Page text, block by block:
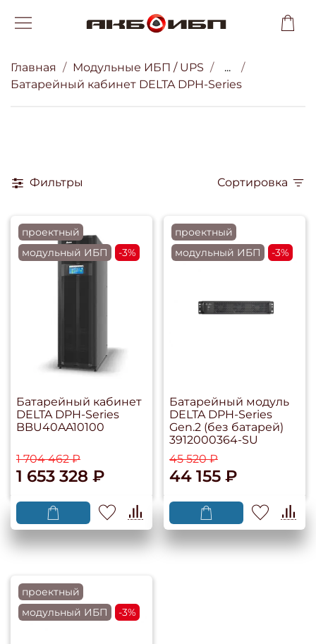
Главная Модульные ИБП / UPS
...
Батарейный кабинет DELTA DPH-Series
Фильтры Сортировка
проектный
модульный ИБП
-3%
Батарейный кабинет
DELTA DPH-Series
BBU40AA10100
1 704 462 ₽
1 653 328 ₽
проектный
модульный ИБП
-3%
Батарейный модуль
DELTA DPH-Series
Gen.2 (без батарей)
3912000364-SU
45 520 ₽
44 155 ₽
проектный
модульный ИБП
-3%